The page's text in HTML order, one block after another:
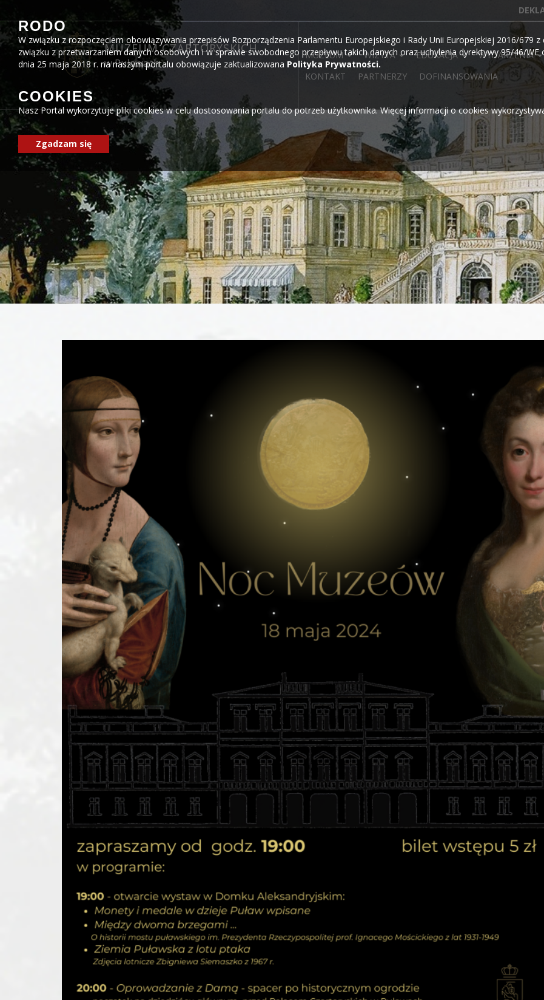
MUZEUM CZARTORYSKICH
w Puławach
MUZEUM WIZYTA EDUKACJA WYDARZENIA
KONTAKT
PARTNERZY DOFINANSOWANIA
RODO
W związku z rozpoczęciem obowiązywania przepisów Rozporządzenia Parlamentu Europejskiego i Rady Unii Europejskiej 2016/679
związku z przetwarzaniem danych osobowych i w sprawie swobodnego przepływu takich danych oraz uchylenia dyrektywy 95/46/
dnia 25 maja 2018 r. na naszym portalu obowiązuje zaktualizowana Polityka Prywatności.
COOKIES
Nasz Portal wykorzytuje pliki cookies w celu dostosowania portalu do potrzeb użytkownika. Więcej informacji o cookies
Zgadzam się